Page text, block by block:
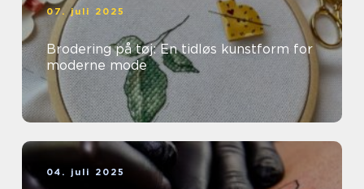
07. juli 2025
Brodering på tøj: En tidløs kunstform for
moderne mode
04. juli 2025